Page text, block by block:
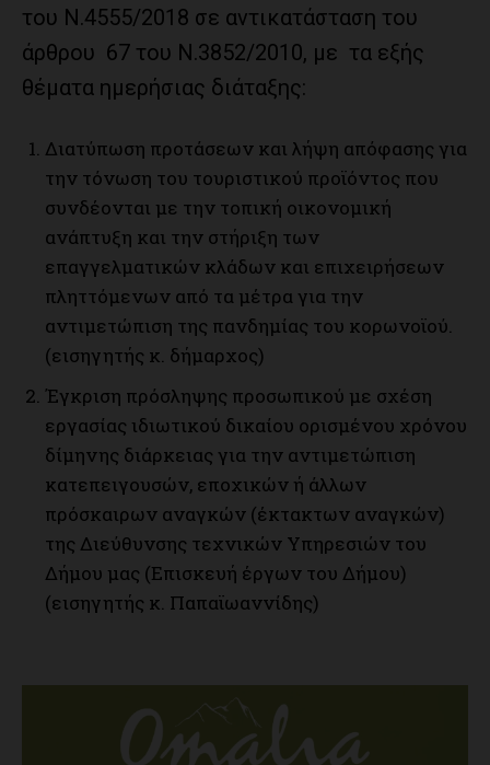
του Ν.4555/2018 σε αντικατάσταση του
άρθρου 67 του Ν.3852/2010, με τα εξής
θέματα ημερήσιας διάταξης:
Διατύπωση προτάσεων και λήψη απόφασης για
την τόνωση του τουριστικού προϊόντος που
συνδέονται με την τοπική οικονομική
ανάπτυξη και την στήριξη των
επαγγελματικών κλάδων και επιχειρήσεων
πληττόμενων από τα μέτρα για την
αντιμετώπιση της πανδημίας του κορωνοϊού.
(εισηγητής κ. δήμαρχος)
Έγκριση πρόσληψης προσωπικού με σχέση
εργασίας ιδιωτικού δικαίου ορισμένου χρόνου
δίμηνης διάρκειας για την αντιμετώπιση
κατεπειγουσών, εποχικών ή άλλων
πρόσκαιρων αναγκών (έκτακτων αναγκών)
της Διεύθυνσης τεχνικών Υπηρεσιών του
Δήμου μας (Επισκευή έργων του Δήμου)
(εισηγητής κ. Παπαϊωαννίδης)